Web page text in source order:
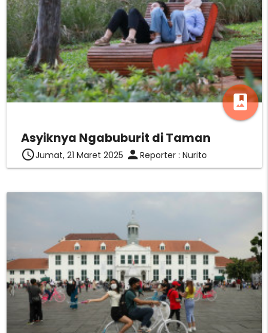
photo_album
Asyiknya Ngabuburit di Taman
access_timeJumat, 21 Maret 2025 person Reporter : Nurito